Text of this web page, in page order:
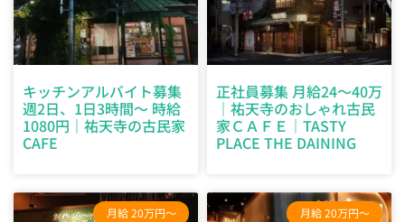
キッチンアルバイト募集
週2日、1日3時間～ 時給
1080円｜祐天寺の古民家
CAFE
正社員募集 月給24～40万
｜祐天寺のおしゃれ古民
家ＣＡＦＥ｜TASTY
PLACE THE DAINING
月給 20万円～ 月給 20万円～